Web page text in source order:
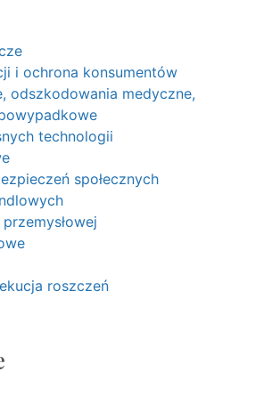
i ochrona konsumentów
odszkodowania medyczne,
technologii
społecznych
roszczeń